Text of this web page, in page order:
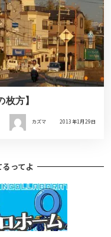
方】
カズマ 2013年1月29日
ってよ